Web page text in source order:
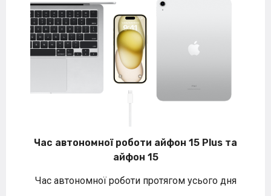
Час автономної роботи айфон 15 Plus та
айфон 15
Час автономної роботи протягом усього дня